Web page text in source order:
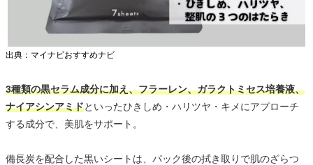
出典：マイナビおすすめナビ
3種類の黒セラム成分に加え、フラーレン、ガラクトミセス培養液、
ナイアシンアミドといったひきしめ・ハリツヤ・キメにアプローチ
する成分で、美肌をサポート。
備長炭を配合した黒いシートは、パック後の拭き取りで肌のざらつ